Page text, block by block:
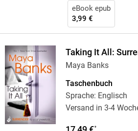
eBook epub
3,99 €
Taking It All:
Maya Banks
Taschenbuch
Sprache: Englisch
Versand in 3-4
*